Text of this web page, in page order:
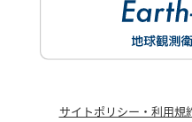
サイトポリシー・利用規